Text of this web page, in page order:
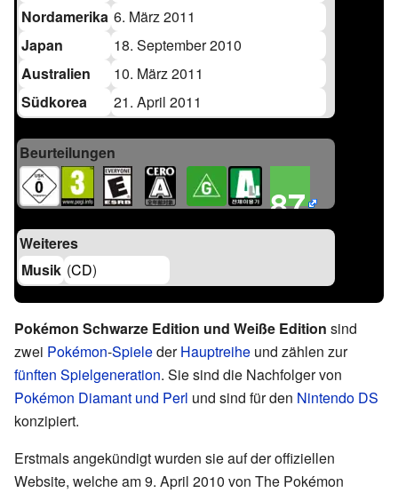
Nordamerika 6. März 2011
Japan
18. September 2010
Australien
10. März 2011
Südkorea
21. April 2011
Beurteilungen
87
Weiteres
Musik (CD)
Pokémon Schwarze Edition und Weiße Edition sind
zwei Pokémon-SpielederHauptreihe und zählen zur
fünften Spielgeneration. Sie sind die Nachfolger von
Pokémon Diamant und Perl und sind für den Nintendo DS
konzipiert.
Erstmals angekündigt wurden sie auf der offiziellen
Website, welche am 9. April 2010 von The Pokémon